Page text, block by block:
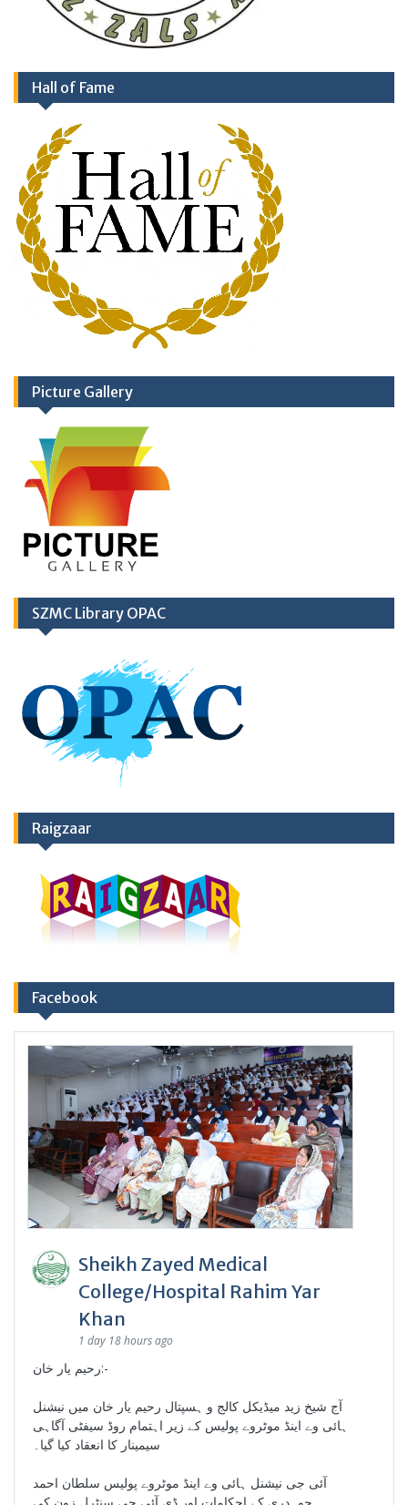
Hall of Fame
Picture Gallery
SZMC Library OPAC
Raigzaar
Facebook
Sheikh Zayed Medical
College/Hospital Rahim Yar
Khan
1 day 18 hours ago
رحیم یار خان:-
آج شیخ زید میڈیکل کالج و ہسپتال رحیم یار خان میں نیشنل
ہائی وے اینڈ موٹروے پولیس کے زیر اہتمام روڈ سیفٹی آگاہی
سیمینار کا انعقاد کیا گیا۔
آئی جی نیشنل ہائی وے اینڈ موٹروے پولیس سلطان احمد